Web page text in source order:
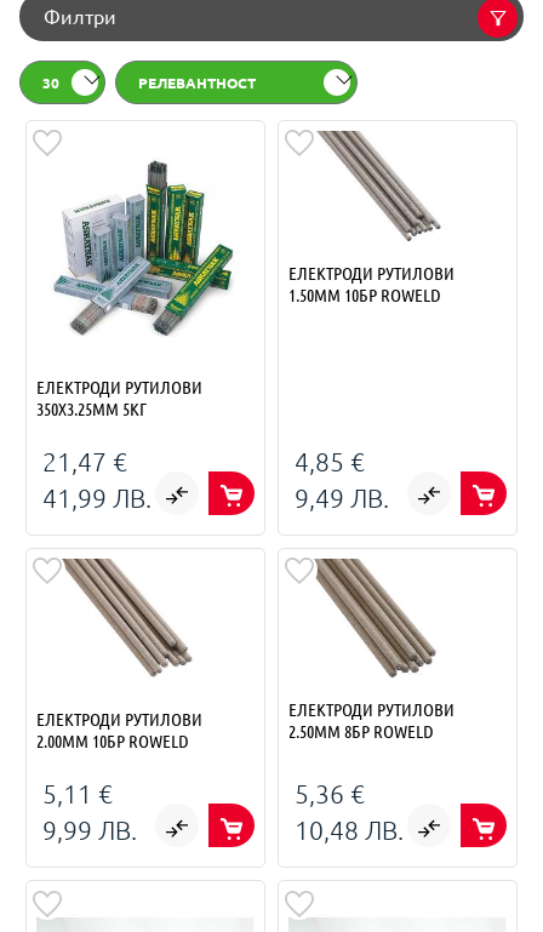
Филтри
30 РЕЛЕВАНТНОСТ
ЕЛЕКТРОДИ РУТИЛОВИ
350X3.25MM 5КГ
21,47 €
41,99 ЛВ.
ЕЛЕКТРОДИ РУТИЛОВИ
1.50ММ 10БР ROWELD
4,85 €
9,49 ЛВ.
ЕЛЕКТРОДИ РУТИЛОВИ
2.00ММ 10БР ROWELD
5,11 €
9,99 ЛВ.
ЕЛЕКТРОДИ РУТИЛОВИ
2.50ММ 8БР ROWELD
5,36 €
10,48 ЛВ.